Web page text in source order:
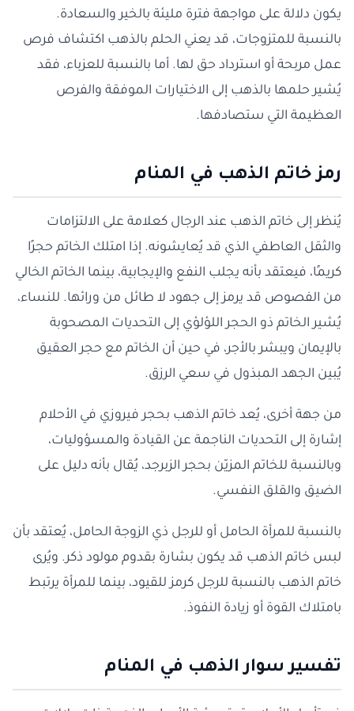
يكون دلالة على مواجهة فترة مليئة بالخير والسعادة.
بالنسبة للمتزوجات، قد يعني الحلم بالذهب اكتشاف فرص
عمل مربحة أو استرداد حق لها. أما بالنسبة للعزباء، فقد
يُشير حلمها بالذهب إلى الاختيارات الموفقة والفرص
العظيمة التي ستصادفها.
رمز خاتم الذهب في المنام
يُنظر إلى خاتم الذهب عند الرجال كعلامة على الالتزامات
والثقل العاطفي الذي قد يُعايشونه. إذا امتلك الخاتم حجرًا
كريمًا، فيعتقد بأنه يجلب النفع والإيجابية، بينما الخاتم الخالي
من الفصوص قد يرمز إلى جهود لا طائل من ورائها. للنساء،
يُشير الخاتم ذو الحجر اللؤلؤي إلى التحديات المصحوبة
بالإيمان ويبشر بالأجر، في حين أن الخاتم مع حجر العقيق
يُبين الجهد المبذول في سعي الرزق.
من جهة أخرى، يُعد خاتم الذهب بحجر فيروزي في الأحلام
إشارة إلى التحديات الناجمة عن القيادة والمسؤوليات،
وبالنسبة للخاتم المزيّن بحجر الزبرجد، يُقال بأنه دليل على
الضيق والقلق النفسي.
بالنسبة للمرأة الحامل أو للرجل ذي الزوجة الحامل، يُعتقد بأن
لبس خاتم الذهب قد يكون بشارة بقدوم مولود ذكر. ويُرى
خاتم الذهب بالنسبة للرجل كرمز للقيود، بينما للمرأة يرتبط
بامتلاك القوة أو زيادة النفوذ.
تفسير سوار الذهب في المنام